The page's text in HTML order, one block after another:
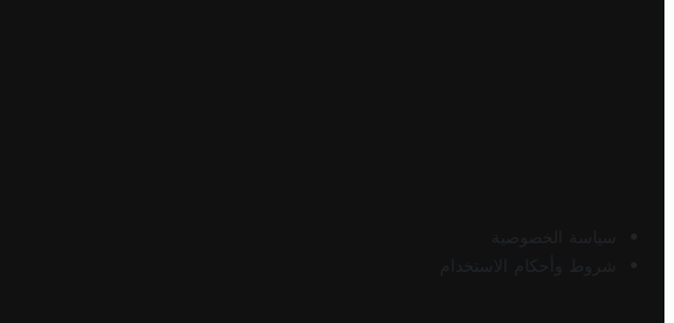
سياسة الخصوصية
شروط وأحكام الاستخدام